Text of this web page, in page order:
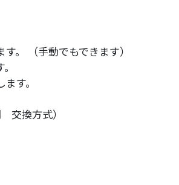
。 （手動でもできます）
す。
交換方式）